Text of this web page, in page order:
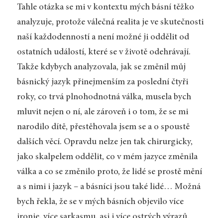
Tahle otázka se mi v kontextu mých básní těžko
analyzuje, protože válečná realita je ve skutečnosti
naší každodenností a není možné ji oddělit od
ostatních událostí, které se v životě odehrávají.
Takže kdybych analyzovala, jak se změnil můj
básnický jazyk přinejmenším za poslední čtyři
roky, co trvá plnohodnotná válka, musela bych
mluvit nejen o ní, ale zároveň i o tom, že se mi
narodilo dítě, přestěhovala jsem se a о spoustě
dalších věcí. Opravdu nelze jen tak chirurgicky,
jako skalpelem oddělit, co v mém jazyce změnila
válka a co se změnilo proto, že lidé se prostě mění
a s nimi i jazyk – a básníci jsou také lidé… Možná
bych řekla, že se v mých básních objevilo více